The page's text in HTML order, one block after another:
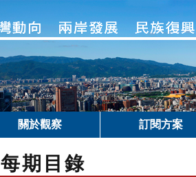
關於觀察 訂閱方案
每期目錄